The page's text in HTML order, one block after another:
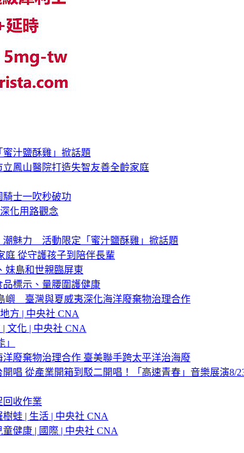
汁鹽酥雞」掀話題
鳳山醫院打造失智友善全齡家庭
士一吹秒破功
化用路觀念
潮魅力 活動限定「蜜汁鹽酥雞」掀話題
庭 從守護孩子到陪伴長輩
妹島和世親臨屏東
標示、量腰圍護健康
嶼 臺灣與夏威夷深化海洋廢棄物治理合作
方 | 中央社 CNA
文化 | 中央社 CNA
廢棄物治理合作 臺美聯手跨太平洋治海廢
唱 從產業開箱到駁二開唱！「高速青春」音樂展演8/
收作業
蛙 | 生活 | 中央社 CNA
健康 | 國際 | 中央社 CNA